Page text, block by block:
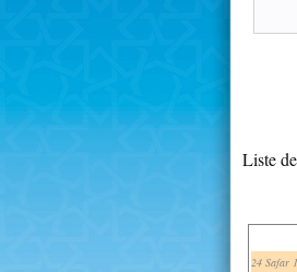
Liste
24 Safar